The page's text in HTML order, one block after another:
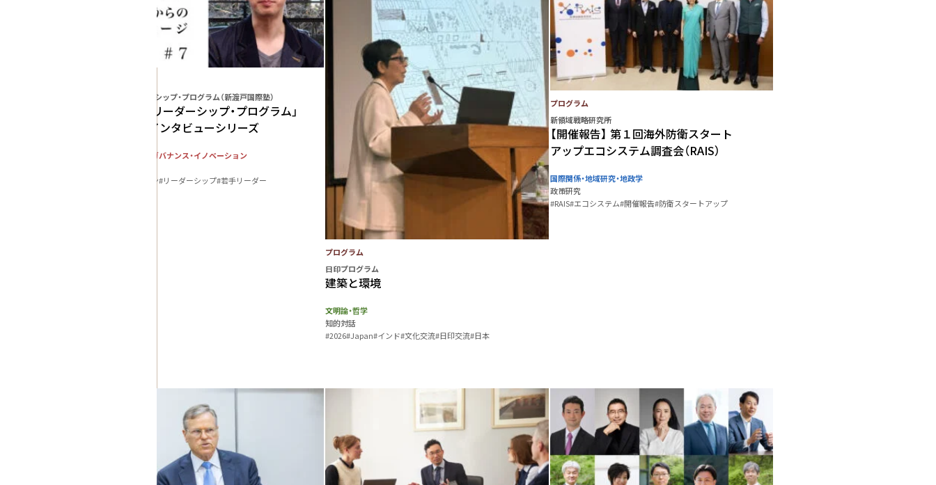
新渡戸リーダーシップ・プログラム（新渡戸国際塾）
⑦「新渡戸リーダーシップ・プログラム」
フェロー インタビューシリーズ
社会システム・ガバナンス・イノベーション
#イノベーション#リーダーシップ#若手リーダー
プログラム
日印プログラム
建築と環境
文明論・哲学
知的対話
#2026#Japan#インド#文化交流#日印交流#日本
プログラム
新領域戦略研究所
【開催報告】 第１回海外防衛スタート
アップエコシステム調査会（RAIS）
国際関係・地域研究・地政学
政策研究
#RAIS#エコシステム#開催報告#防衛スタートアップ